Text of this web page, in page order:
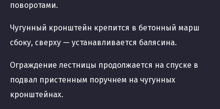
поворотами.
Чугунный кронштейн крепится в бетонный марш
сбоку, сверху — устанавливается балясина.
Ограждение лестницы продолжается на спуске в
подвал пристенным поручнем на чугунных
кронштейнах.